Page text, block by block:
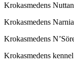
Krokasmedens
Krokasmedens Narnia
Krokasmedens
Krokasmedens